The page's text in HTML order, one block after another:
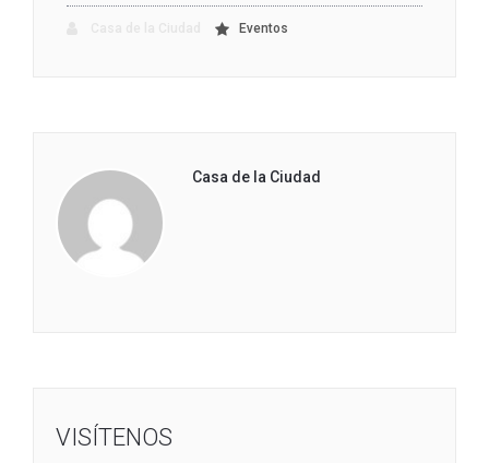
Eventos
Casa de la Ciudad
VISÍTENOS